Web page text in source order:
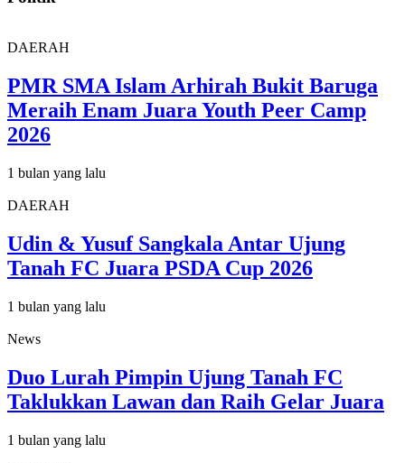
DAERAH
PMR SMA Islam Arhirah Bukit Baruga
Meraih Enam Juara Youth Peer Camp
2026
1 bulan yang lalu
DAERAH
Udin & Yusuf Sangkala Antar Ujung
Tanah FC Juara PSDA Cup 2026
1 bulan yang lalu
News
Duo Lurah Pimpin Ujung Tanah FC
Taklukkan Lawan dan Raih Gelar Juara
1 bulan yang lalu